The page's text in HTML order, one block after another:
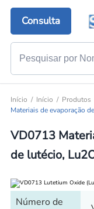
Consulta
Início Início Produtos
Materiais de evaporação
VD0713
de lutécio,
Número de